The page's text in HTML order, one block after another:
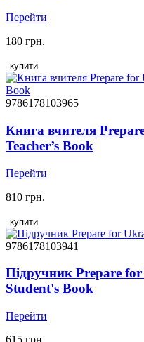
Перейти
180 грн.
купити
9786178103965
Книга вчителя
Teacher’s Book
Перейти
810 грн.
купити
9786178103941
Підручник Prepare
Student's Book
Перейти
615 грн.